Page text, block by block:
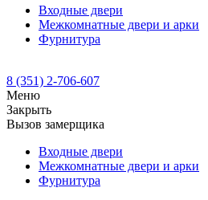
Входные двери
Межкомнатные двери и арки
Фурнитура
8 (351) 2-706-607
Меню
Закрыть
Вызов замерщика
Входные двери
Межкомнатные двери и арки
Фурнитура